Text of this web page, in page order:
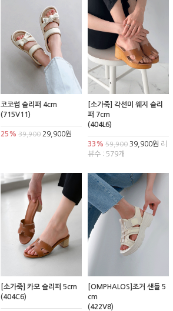
코코썸 슬리퍼 4cm
(715V11)
25% 39,90029,900원
[소가죽] 각선미 웨지 슬리
퍼 7cm
(404L6)
33% 59,90039,900원 리
뷰수 : 579개
[소가죽] 카모 슬리퍼 5cm
(404C6)
[OMPHALOS]조거 샌들 5
cm
(422V8)